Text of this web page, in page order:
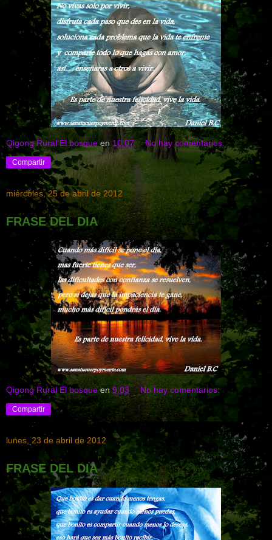
Qigong Rural El bosque en 10:07 No hay comentarios:
Compartir
miércoles, 25 de abril de 2012
FRASE DEL DIA
Qigong Rural El bosque en9:03 No hay comentarios:
Compartir
lunes, 23 de abril de 2012
FRASE DEL DIA